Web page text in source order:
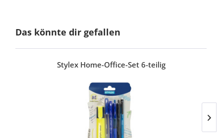
Das könnte dir gefallen
Stylex Home-Office-Set 6-teilig